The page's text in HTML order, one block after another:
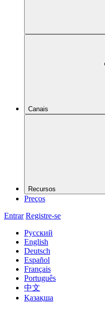
Canais
Recursos
Preços
Entrar Registre-se
Русский
English
Deutsch
Español
Français
Português
中文
Қазақша